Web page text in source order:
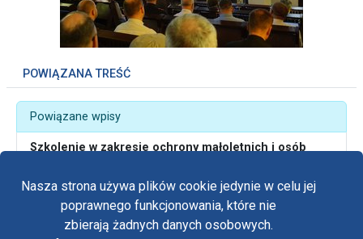
Nasza strona używa plików cookie jedynie w celu jej
poprawnego funkcjonowania, które nie
zbierają żadnych danych osobowych.
POWIĄZANA TREŚĆ
Powiązane wpisy
Szkolenie w zakresie ochrony małoletnich i osób
i miejsc noclegowych